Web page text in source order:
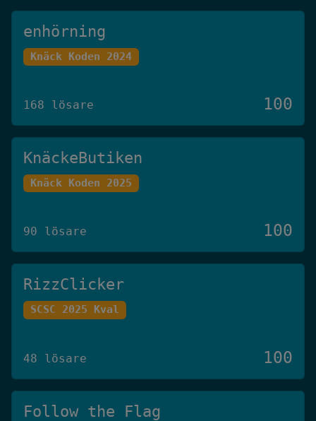
enhörning
Knäck Koden 2024
168 lösare 100
KnäckeButiken
Knäck Koden 2025
90 lösare 100
RizzClicker
SCSC 2025 Kval
48 lösare 100
Follow the Flag